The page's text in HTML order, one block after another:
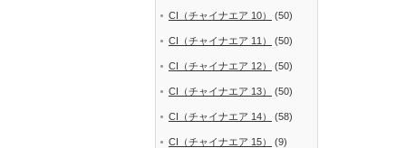
CI（チャイナエア 10） (50)
CI（チャイナエア 11） (50)
CI（チャイナエア 12） (50)
CI（チャイナエア 13） (50)
CI（チャイナエア 14） (58)
CI（チャイナエア 15） (9)